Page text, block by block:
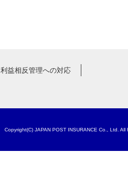
利益相反管理への対応
Copyright(C) JAPAN POST INSURANCE Co., Ltd. All